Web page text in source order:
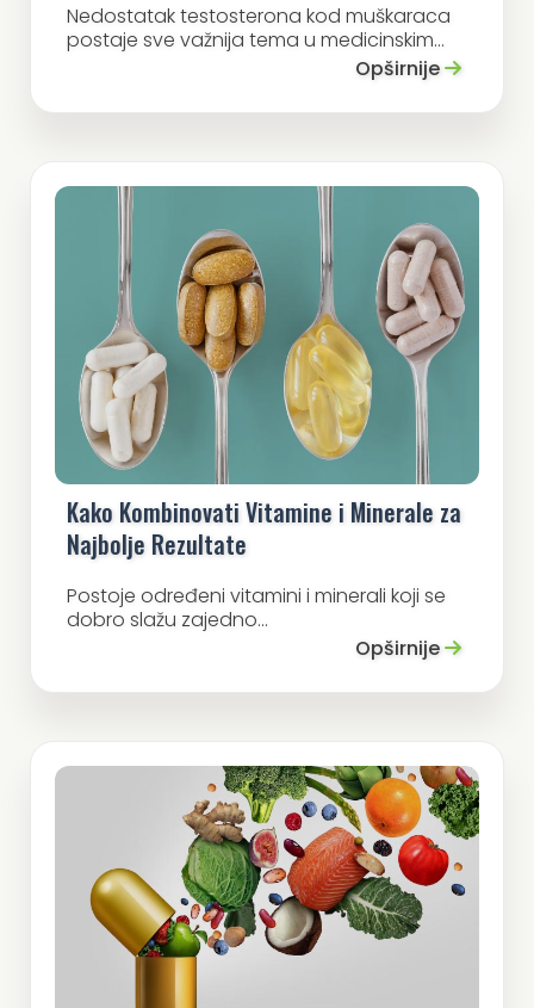
Nedostatak testosterona kod muškaraca
postaje sve važnija tema u medicinskim...
Opširnije
Kako Kombinovati Vitamine i Minerale za
Najbolje Rezultate
Postoje određeni vitamini i minerali koji se
dobro slažu zajedno...
Opširnije